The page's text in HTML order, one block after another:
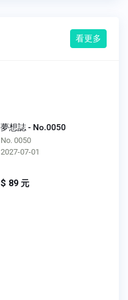
看更多
夢想誌 - No.0050
No. 0050
2027-07-01
$ 89 元